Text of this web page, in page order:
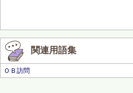
関連用語集
ＯＢ訪問